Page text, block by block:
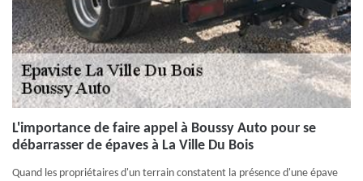
L'importance de faire appel à Boussy Auto pour se
débarrasser de épaves à La Ville Du Bois
Quand les propriétaires d'un terrain constatent la présence d'une épave